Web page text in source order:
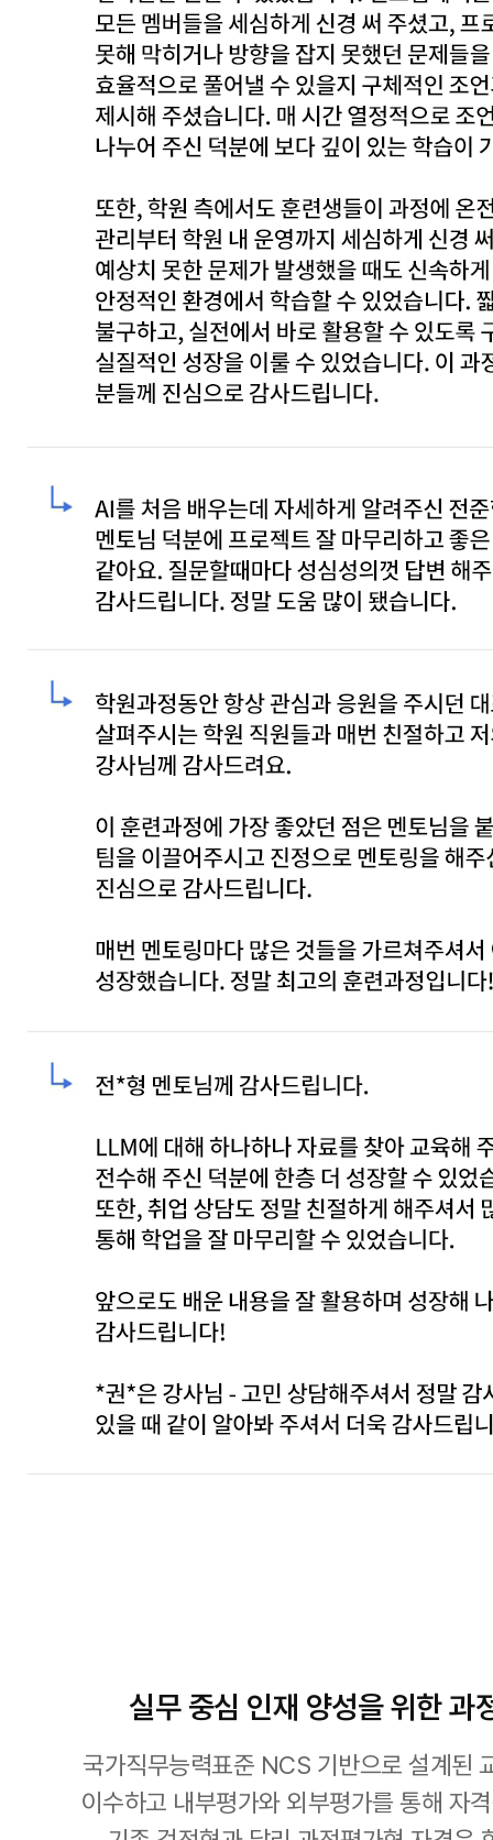
실무 중심 인재 양성을 위한 과
국가직무능력표준 NCS 기반으로 설계된
이수하고 내부평가와 외부평가를 통해 자